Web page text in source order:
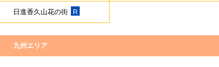
日進香久山花の街 R
九州エリア